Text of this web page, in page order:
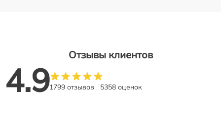
Отзывы клиентов
4.91799 отзывов 5358 оценок